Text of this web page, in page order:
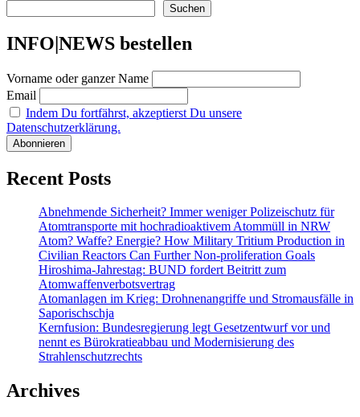
Suchen
INFO|NEWS bestellen
Vorname oder ganzer Name
Email
Indem Du fortfährst, akzeptierst Du unsere
Datenschutzerklärung.
Recent Posts
Abnehmende Sicherheit? Immer weniger Polizeischutz für
Atomtransporte mit hochradioaktivem Atommüll in NRW
Atom? Waffe? Energie? How Military Tritium Production in
Civilian Reactors Can Further Non-proliferation Goals
Hiroshima-Jahrestag: BUND fordert Beitritt zum
Atomwaffenverbotsvertrag
Atomanlagen im Krieg: Drohnenangriffe und Stromausfälle in
Saporischschja
Kernfusion: Bundesregierung legt Gesetzentwurf vor und
nennt es Bürokratieabbau und Modernisierung des
Strahlenschutzrechts
Archives